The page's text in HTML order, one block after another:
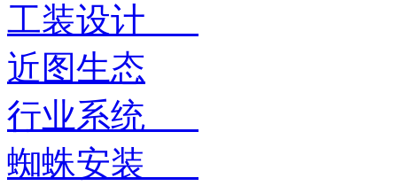
工装设计
近图生态
行业系统
蜘蛛安装